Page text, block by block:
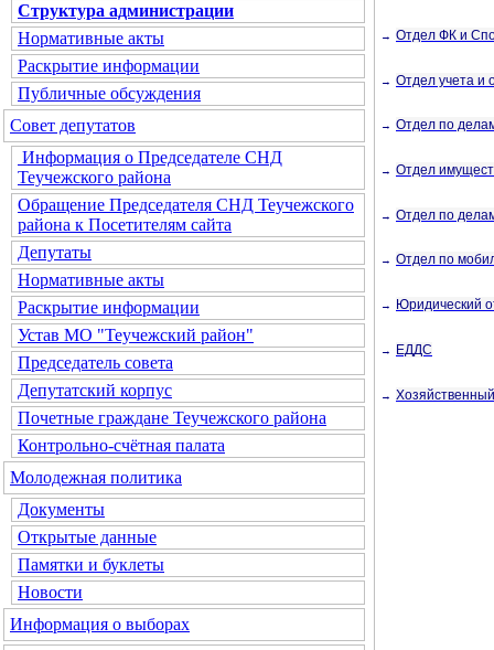
Структура администрации
Нормативные акты
Раскрытие информации
Публичные обсуждения
Совет депутатов
Информация о Председателе СНД
Теучежского района
Обращение Председателя СНД Теучежского
района к Посетителям сайта
Депутаты
Нормативные акты
Раскрытие информации
Устав МО "Теучежский район"
Председатель совета
Депутатский корпус
Почетные граждане Теучежского района
Контрольно-счётная палата
Молодежная политика
Документы
Открытые данные
Памятки и буклеты
Новости
Информация о выборах
→ Отдел ФК и
→ Отдел учета и
→ Отдел по
→ Отдел
→ Отдел по
→ Отдел по
→ Юридический
→ ЕДДС
→